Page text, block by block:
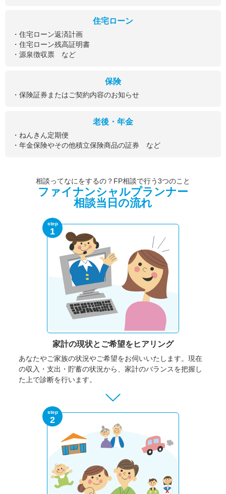
住宅ローン
・住宅ローン返済計画
・住宅ローン残高証明書
・源泉徴収票 など
保険
・保険証券またはご契約内容のお知らせ
老後・年金
・ねんきん定期便
・年金保険やその他積立保険商品の証券 など
相談ってなにをするの？FP相談で行う3つのこと
ファイナンシャルプランナー
相談当日の流れ
step
1
家計の現状と ご希望をヒアリング
あなたやご家族の状況やご希望をお伺いいたします。 現在
の収入・支出・貯蓄の状況から、家計のバランスを把握し
た上で診断を行います。
step
2